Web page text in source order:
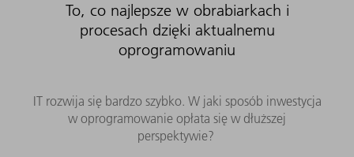
To, co najlepsze w obrabiarkach i
procesach dzięki aktualnemu
oprogramowaniu
IT rozwija się bardzo szybko. W jaki sposób inwestycja
w oprogramowanie opłata się w dłuższej
perspektywie?